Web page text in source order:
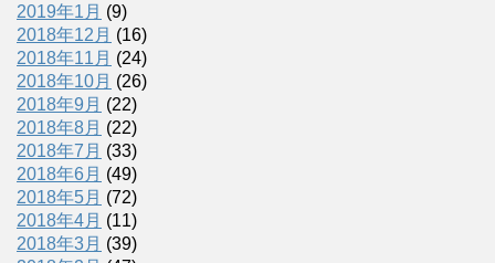
2019年1月 (9)
2018年12月 (16)
2018年11月 (24)
2018年10月 (26)
2018年9月 (22)
2018年8月 (22)
2018年7月 (33)
2018年6月 (49)
2018年5月 (72)
2018年4月 (11)
2018年3月 (39)